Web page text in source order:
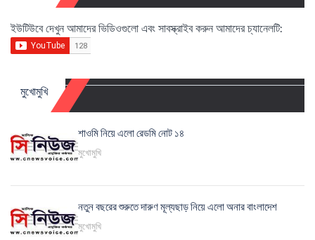
ইউটিউবে দেখুন আমাদের ভিডিওগুলো এবং সাবস্ক্রাইব করুন আমাদের চ্যানেলটি:
মুখোমুখি
শাওমি নিয়ে এলো রেডমি নোট ১৪
মুখোমুখি
নতুন বছরের শুরুতে দারুণ মূল্যছাড় নিয়ে এলো অনার বাংলাদেশ
মুখোমুখি